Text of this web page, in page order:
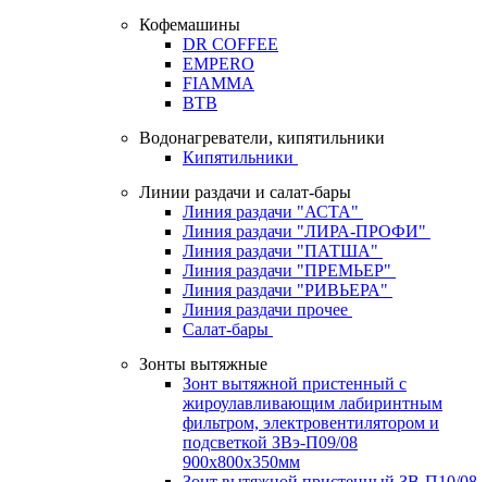
Кофемашины
DR COFFEE
EMPERO
FIAMMA
BTB
Водонагреватели, кипятильники
Кипятильники
Линии раздачи и салат-бары
Линия раздачи "АСТА"
Линия раздачи "ЛИРА-ПРОФИ"
Линия раздачи "ПАТША"
Линия раздачи "ПРЕМЬЕР"
Линия раздачи "РИВЬЕРА"
Линия раздачи прочее
Салат-бары
Зонты вытяжные
Зонт вытяжной пристенный с
жироулавливающим лабиринтным
фильтром, электровентилятором и
подсветкой ЗВэ-П09/08
900х800х350мм